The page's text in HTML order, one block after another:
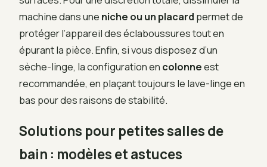
machine dans une niche ou un placard permet de
protéger l’appareil des éclaboussures tout en
épurant la pièce. Enfin, si vous disposez d’un
sèche-linge, la configuration en colonneest
recommandée, en plaçant toujours le lave-linge en
bas pour des raisons de stabilité.
Solutions pour petites salles de
bain : modèles et astuces